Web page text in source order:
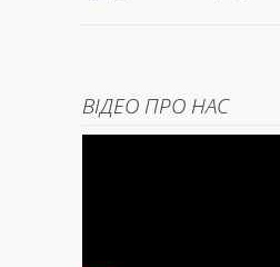
ВІДЕО ПРО НАС